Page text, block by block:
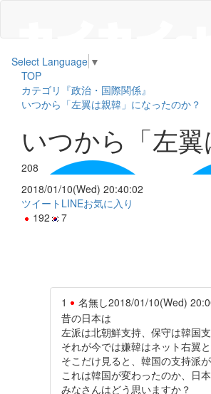
Select Language ▼
TOP
カテゴリ『政治・国際関係』
いつから「左翼は親韓」になったのか？
いつから「左
208
2018/01/10(Wed) 20:40:02
ツイート LINEお気に入り
192
7
1
名無し2018/01/10(Wed)
昔の日本は
左派は北朝鮮支持、保守は韓国
それが今では嫌韓はネット右翼
そこだけ見ると、韓国の支持派
これは韓国が変わったのか、日
みなさんはどう思いますか？